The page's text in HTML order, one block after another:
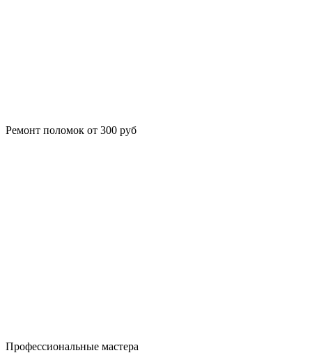
Ремонт поломок от 300 руб
Профессиональные мастера